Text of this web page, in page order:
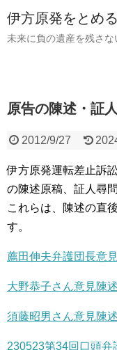
伊方原発をとめ
未来に負の遺産を残さな
原告の陳述・証
2012/9/27
伊方原発運転差止訴
の陳述原稿、証人尋
これらは、陳述の直
す。
薦田伸夫弁護団長意
大野恭子さん意見陳
須藤昭男さん意見陳
230523第34回口頭弁